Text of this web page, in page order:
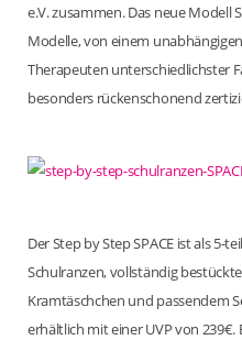
e.V. zusammen. Das neue Modell
Modelle, von einem
Therapeuten unterschiedlichster
besonders rückenschonend
Der Step by Step SPACE ist als 5-
Schulranzen, vollständig
Kramtäschchen und passendem
erhältlich mit einer UVP von 239€.